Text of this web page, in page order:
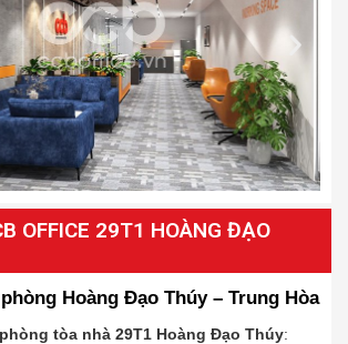
OFFICE 29T1 HOÀNG ĐẠO
Hoàng Đạo Thúy – Trung Hòa
tòa nhà 29T1 Hoàng Đạo Thúy: